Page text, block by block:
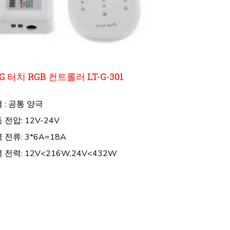
터치 RGB 컨트롤러 LT-G-301
: 공통 양극
전압: 12V-24V
전류: 3*6A=18A
전력: 12V<216W,24V<432W